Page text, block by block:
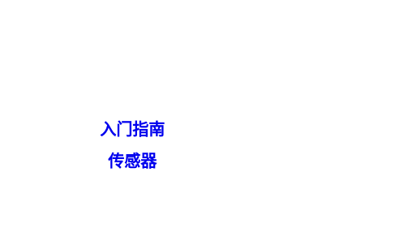
入门指南
传感器